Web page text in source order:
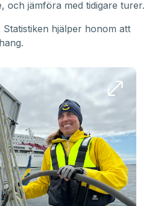
och jämföra med tidigare turer.
hjälper honom att